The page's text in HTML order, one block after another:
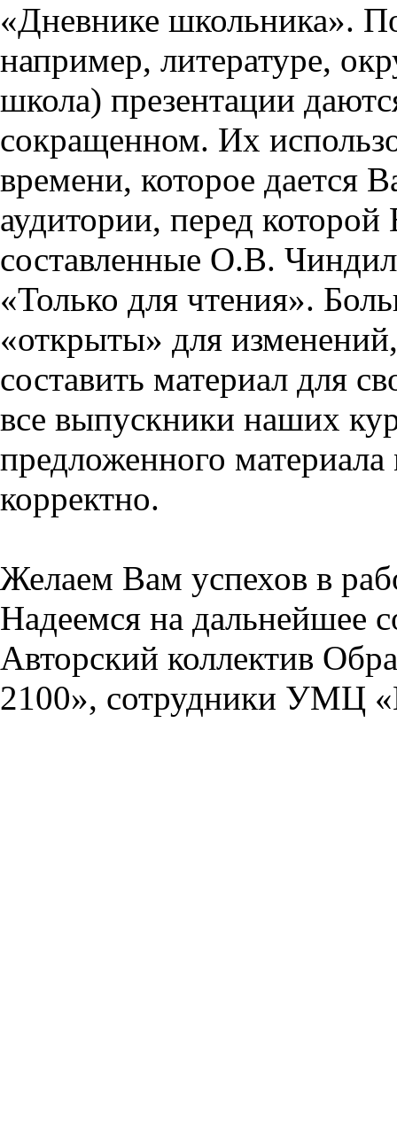
«Дневнике школьника».
например, литературе,
школа) презентации
сокращенном. Их
времени, которое дается
аудитории, перед
составленные О.В.
«Только для чтения».
«открыты» для
составить материал для
все выпускники наших
предложенного
корректно.
Желаем Вам успехов в
Надеемся на дальнейшее
Авторский коллектив
2100», сотрудники УМЦ